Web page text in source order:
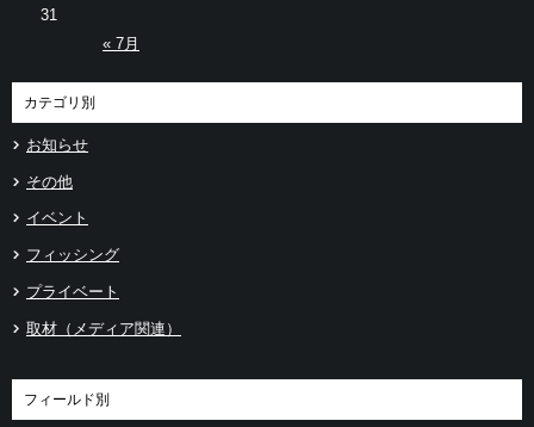
« 7月
31
カテゴリ別
お知らせ
その他
イベント
フィッシング
プライベート
取材（メディア関連）
フィールド別